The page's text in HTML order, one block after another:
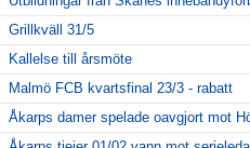
Grillkväll 31/5
Kallelse till årsmöte
Malmö FCB kvartsfinal 23/3 - rabatt
Åkarps damer spelade oavgjort mot